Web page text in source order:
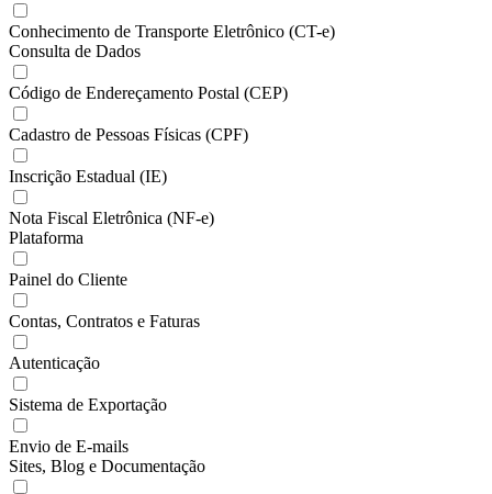
Conhecimento de Transporte Eletrônico (CT-e)
Consulta de Dados
Código de Endereçamento Postal (CEP)
Cadastro de Pessoas Físicas (CPF)
Inscrição Estadual (IE)
Nota Fiscal Eletrônica (NF-e)
Plataforma
Painel do Cliente
Contas, Contratos e Faturas
Autenticação
Sistema de Exportação
Envio de E-mails
Sites, Blog e Documentação